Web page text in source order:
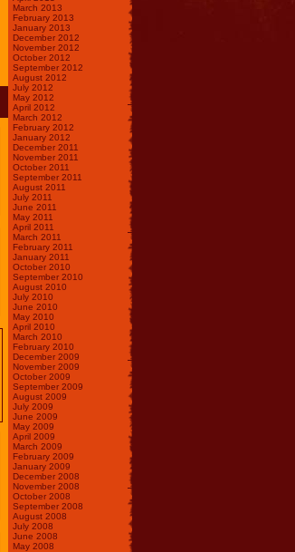
March 2013
February 2013
January 2013
December 2012
November 2012
October 2012
September 2012
August 2012
July 2012
May 2012
April 2012
March 2012
February 2012
January 2012
December 2011
November 2011
October 2011
September 2011
August 2011
July 2011
June 2011
May 2011
April 2011
March 2011
February 2011
January 2011
October 2010
September 2010
August 2010
July 2010
June 2010
May 2010
April 2010
March 2010
February 2010
December 2009
November 2009
October 2009
September 2009
August 2009
July 2009
June 2009
May 2009
April 2009
March 2009
February 2009
January 2009
December 2008
November 2008
October 2008
September 2008
August 2008
July 2008
June 2008
May 2008